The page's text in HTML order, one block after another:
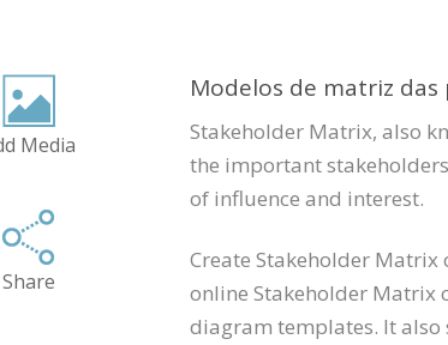
Media
Share
Modelos de matriz
Stakeholder Matrix, also
the important
of influence and interest.
Create Stakeholder Matrix
online Stakeholder Matrix
diagram templates. It